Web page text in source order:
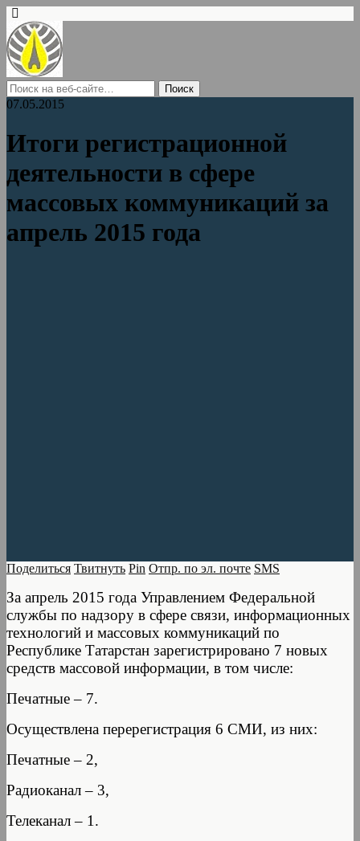
07.05.2015
Итоги регистрационной
деятельности в сфере
массовых коммуникаций за
апрель 2015 года
Поделиться Твитнуть Pin Отпр. по эл. почте SMS
За апрель 2015 года Управлением Федеральной
службы по надзору в сфере связи, информационных
технологий и массовых коммуникаций по
Республике Татарстан зарегистрировано 7 новых
средств массовой информации, в том числе:
Печатные – 7.
Осуществлена перерегистрация 6 СМИ, из них:
Печатные – 2,
Радиоканал – 3,
Телеканал – 1.